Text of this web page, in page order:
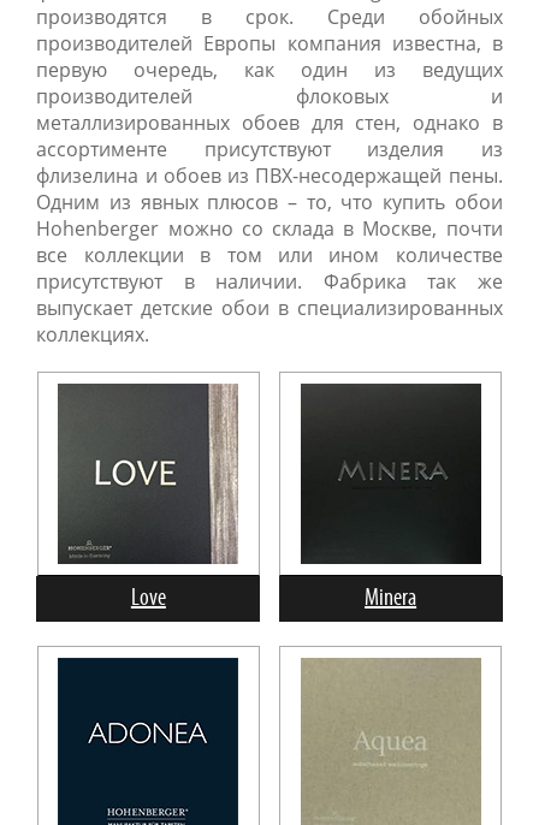
производятся в срок. Среди обойных
производителей Европы компания известна, в
первую очередь, как один из ведущих
производителей флоковых и
металлизированных обоев для стен, однако в
ассортименте присутствуют изделия из
флизелина и обоев из ПВХ-несодержащей пены.
Одним из явных плюсов – то, что купить обои
Hohenberger можно со склада в Москве, почти
все коллекции в том или ином количестве
присутствуют в наличии. Фабрика так же
выпускает детские обои в специализированных
коллекциях.
Love Minera